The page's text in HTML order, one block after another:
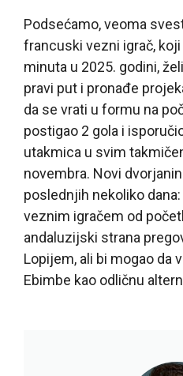
Podsećamo, veoma
francuski vezni igrač,
minuta u 2025. godini,
pravi put i pronađe
da se vrati u formu na
postigao 2 gola i
utakmica u svim
novembra. Novi
poslednjih nekoliko
veznim igračem od
andaluzijski strana
Lopijem, ali bi mogao da
Ebimbe kao odličnu